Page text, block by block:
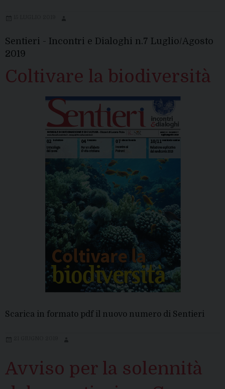
Sentieri - Incontri e Dialoghi n.7 Luglio/Agosto
2019
Coltivare la biodiversità
Scarica in formato pdf il nuovo numero di Sentieri
Avviso per la solennità